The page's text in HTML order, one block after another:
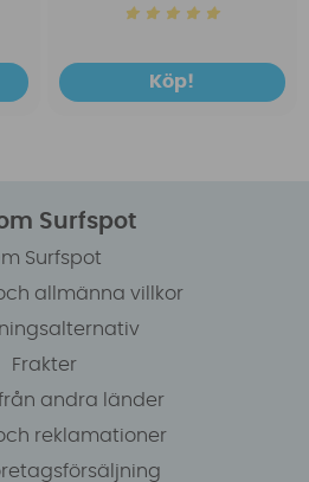
Köp!
Surfspot
Surfspot
allmänna villkor
Frakter
andra länder
reklamationer